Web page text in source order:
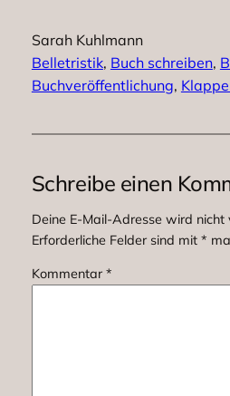
Sarah Kuhlmann
Belletristik, Buch schreiben,
Buchveröffentlichung,
Schreibe einen
Deine E-Mail-Adresse wird nicht
Erforderliche Felder sind mit *
Kommentar *